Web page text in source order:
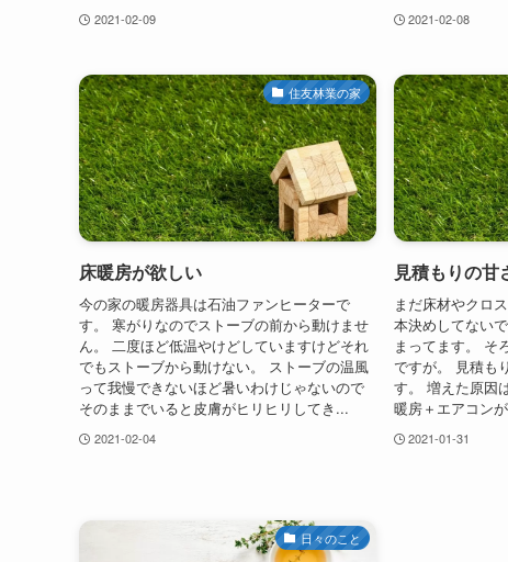
2021-02-09 2021-02-08
住友林業の家
床暖房が欲しい
今の家の暖房器具は石油ファンヒーターで
す。 寒がりなのでストーブの前から動けませ
ん。 二度ほど低温やけどしていますけどそれ
でもストーブから動けない。 ストーブの温風
って我慢できないほど暑いわけじゃないので
そのままでいると皮膚がヒリヒリしてき...
2021-02-04
見積もりの甘
まだ床材やクロ
本決めしてない
まってます。 そ
ですが。 見積も
す。 増えた原因
暖房＋エアコン
2021-01-31
日々のこと